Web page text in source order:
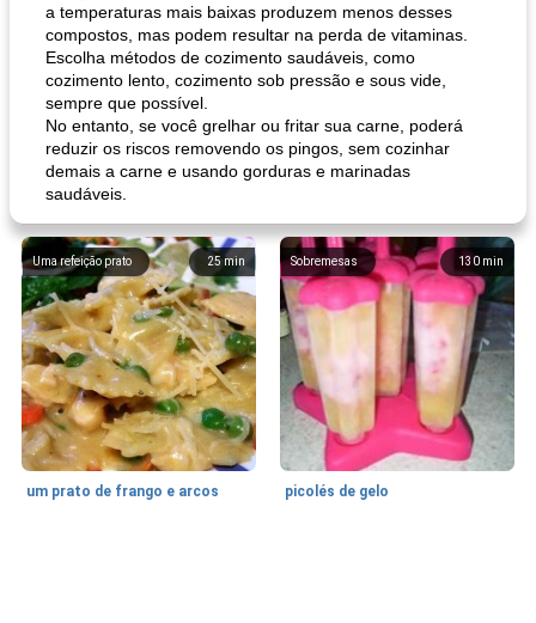
a temperaturas mais baixas produzem menos desses
compostos, mas podem resultar na perda de vitaminas.
Escolha métodos de cozimento saudáveis, como
cozimento lento, cozimento sob pressão e sous vide,
sempre que possível.
No entanto, se você grelhar ou fritar sua carne, poderá
reduzir os riscos removendo os pingos, sem cozinhar
demais a carne e usando gorduras e marinadas
saudáveis.
25min
Uma refeição prato
um prato de frango e arcos
130 min
Sobremesas
picolés de gelo